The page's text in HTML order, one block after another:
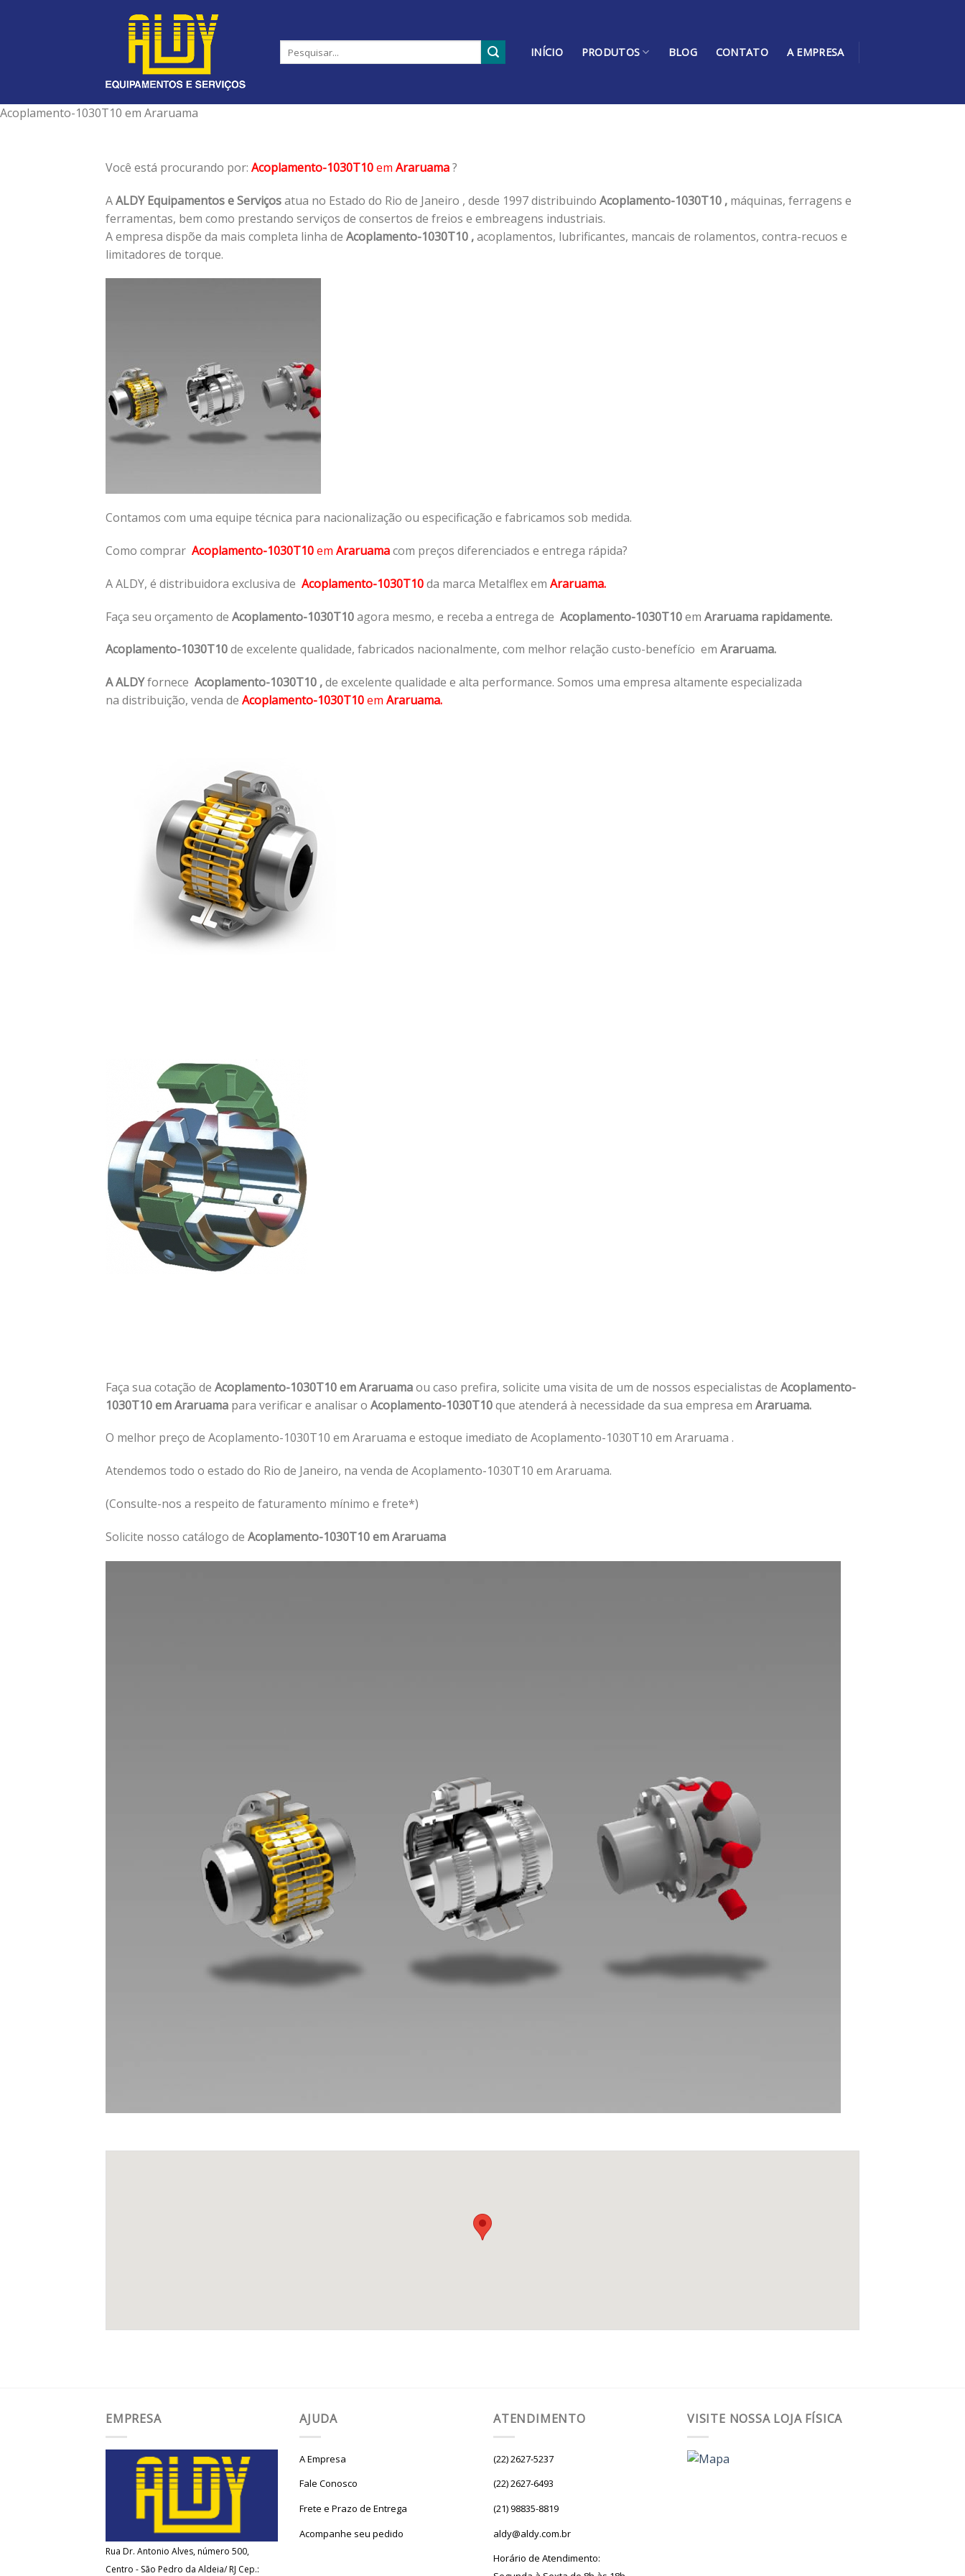
INÍCIO PRODUTOS BLOG CONTATO A EMPRESA
Acoplamento-1030T10 em Araruama
Você está procurando por: Acoplamento-1030T10em Araruama?
AALDY Equipamentos e Serviçosatua no Estado do Rio de Janeiro , desde 1997 distribuindo Acoplamento-1030T10 , máquinas, ferragens e
ferramentas, bem como prestando serviços de consertos de freios e embreagens industriais.
A empresa dispõe da mais completa linha de Acoplamento-1030T10 ,acoplamentos, lubrificantes, mancais de rolamentos, contra-recuos e
limitadores de torque.
Contamos com uma equipe técnica para nacionalização ou especificação e fabricamos sob medida.
Como comprar Acoplamento-1030T10em Araruamacom preços diferenciados e entrega rápida?
A ALDY, é distribuidora exclusiva de Acoplamento-1030T10da marca Metalflex em Araruama.
Faça seu orçamento de Acoplamento-1030T10agora mesmo, e receba a entrega de Acoplamento-1030T10em Araruama rapidamente.
Acoplamento-1030T10de excelente qualidade, fabricados nacionalmente, com melhor relação custo-benefício em Araruama.
A ALDYfornece Acoplamento-1030T10 ,de excelente qualidade e alta performance. Somos uma empresa altamente especializada
na distribuição, venda de Acoplamento-1030T10em Araruama.
Faça sua cotação de Acoplamento-1030T10 em Araruamaou caso prefira, solicite uma visita de um de nossos especialistas de Acoplamento-
1030T10 em Araruama para verificar e analisar o Acoplamento-1030T10que atenderá à necessidade da sua empresa em Araruama.
O melhor preço de Acoplamento-1030T10 em Araruama e estoque imediato de Acoplamento-1030T10 em Araruama .
Atendemos todo o estado do Rio de Janeiro, na venda de Acoplamento-1030T10 em Araruama.
(Consulte-nos a respeito de faturamento mínimo e frete*)
Solicite nosso catálogo de Acoplamento-1030T10 em Araruama
EMPRESA
Rua Dr. Antonio Alves, número 500,
Centro - São Pedro da Aldeia/ RJ Cep.:
AJUDA
A Empresa
Fale Conosco
Frete e Prazo de Entrega
Acompanhe seu pedido
ATENDIMENTO
(22) 2627-5237
(22) 2627-6493
(21) 98835-8819
aldy@aldy.com.br
Horário de Atendimento:
VISITE NOSSA LOJA FÍSICA